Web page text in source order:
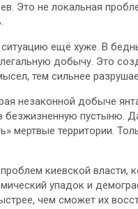
Это не локальная
ещё хуже. В
добычу. Это
тем сильнее
незаконной добыче
безжизненную пустыню.
мертвые территории.
киевской
упадок и
чем сможет их